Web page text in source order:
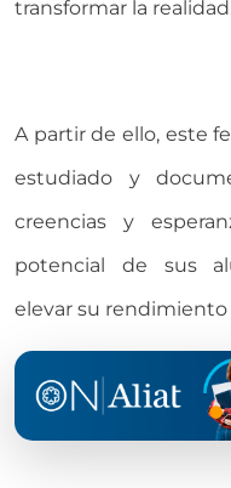
transformar la
A partir de ello, este
estudiado y
creencias y
potencial de sus
elevar su